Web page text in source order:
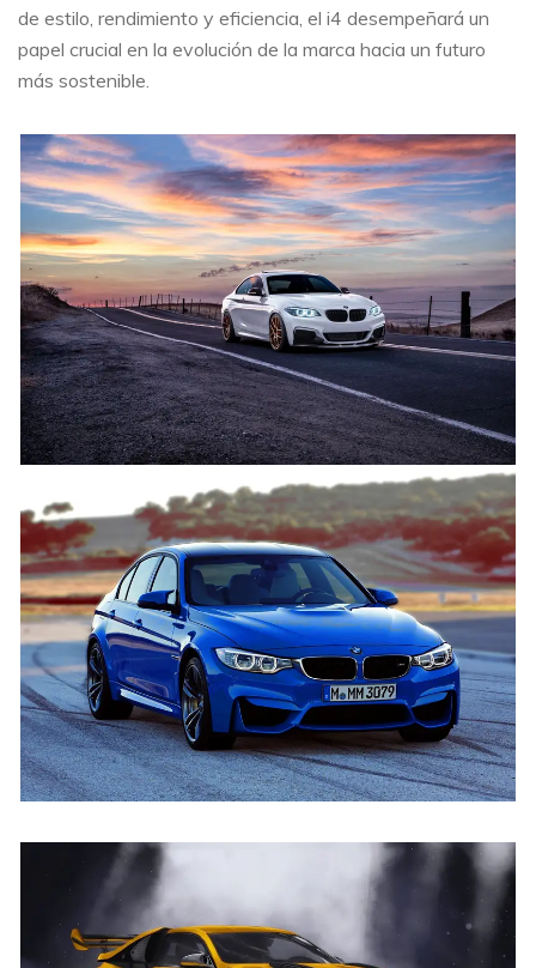
de estilo, rendimiento y eficiencia, el i4 desempeñará un
papel crucial en la evolución de la marca hacia un futuro
más sostenible.